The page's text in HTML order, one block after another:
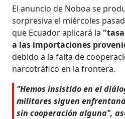
El anuncio de Noboa se
sorpresiva el miércoles
que Ecuador aplicará la
a las importaciones
debido a la falta de
narcotráfico en la frontera.
"Hemos insistido en el
militares siguen
sin cooperación alguna",